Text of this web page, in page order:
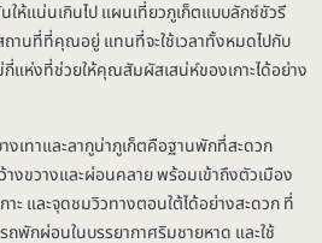
ห้แน่นเกินไป แผนเที่ยวภูเก็ตแบบลักซ์ชัวรี
ถานที่ที่คุณอยู่ แทนที่จะใช้เวลาทั้งหมดไปกับ
กี่แห่งที่ช่วยให้คุณสัมผัสเสน่ห์ของเกาะได้อย่าง
งเทาและลากูน่าภูเก็ตคือฐานพักที่สะดวก
งขวางและผ่อนคลาย พร้อมเข้าถึงตัวเมือง
ะ และจุดชมวิวทางตอนใต้ได้อย่างสะดวก ที่
พักผ่อนในบรรยากาศริมชายหาด และใช้